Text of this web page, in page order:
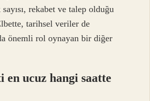
rekabet ve talep olduğu
tarihsel veriler de
önemli rol oynayan bir diğer
en ucuz hangi saatte